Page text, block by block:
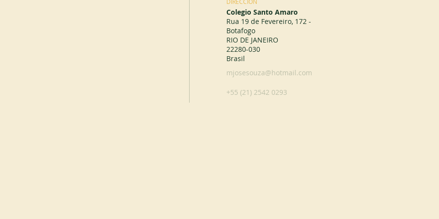
Colegio Santo Amaro
Rua 19 de Fevereiro, 172 -
Botafogo
RIO DE JANEIRO
22280-030
Brasil
mjosesouza@hotmail.com
+55 (21) 2542 0293